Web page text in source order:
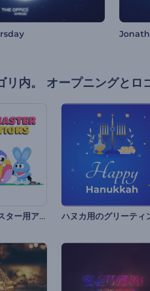
内。 オープニングとロ
ホッピーイースター用アニメーション